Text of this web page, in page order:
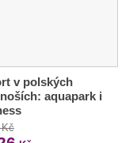
v polských
aquapark i
Kč